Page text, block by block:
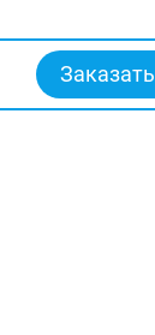
Заказать